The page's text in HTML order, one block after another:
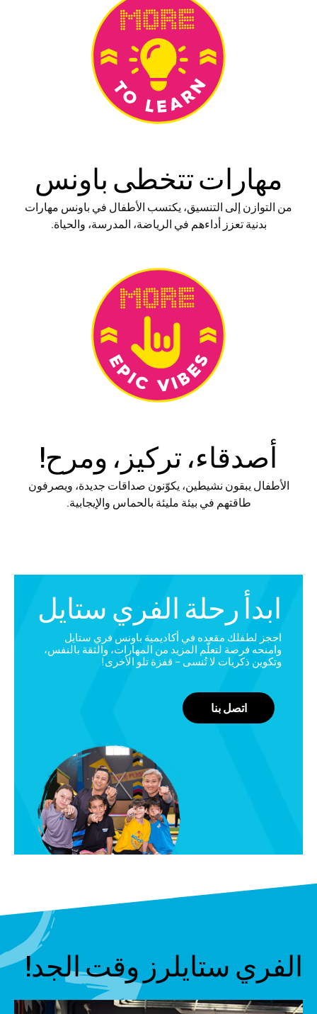
مهارات تتخطى باونس
من التوازن إلى التنسيق، يكتسب الأطفال في باونس مهارات
بدنية تعزز أداءهم في الرياضة، المدرسة، والحياة.
أصدقاء، تركيز، ومرح!
الأطفال يبقون نشيطين، يكوّنون صداقات جديدة، ويصرفون
طاقتهم في بيئة مليئة بالحماس والإيجابية.
ابدأ رحلة الفري ستايل
احجز لطفلك مقعده في أكاديمية باونس فري ستايل
وامنحه فرصة لتعلّم المزيد من المهارات، والثقة بالنفس،
وتكوين ذكريات لا تُنسى – قفزة تلو الأخرى!
اتصل بنا
الفري ستايلرز وقت الجد!